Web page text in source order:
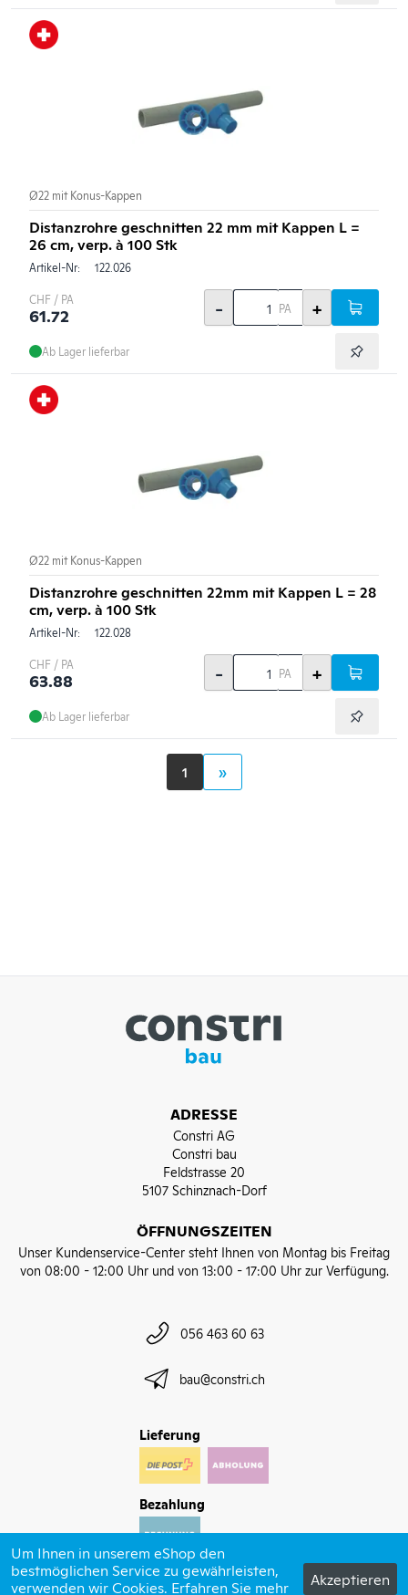
Ø22 mit Konus-Kappen
Distanzrohre geschnitten 22 mm mit Kappen L =
26 cm, verp. à 100 Stk
Artikel-Nr: 122.026
CHF / PA
61.72 - PA +
Ab Lager lieferbar
Ø22 mit Konus-Kappen
Distanzrohre geschnitten 22mm mit Kappen L = 28
cm, verp. à 100 Stk
Artikel-Nr: 122.028
CHF / PA
63.88 - PA +
Ab Lager lieferbar
1 »
ADRESSE
Constri AG
Constri bau
Feldstrasse 20
5107 Schinznach-Dorf
ÖFFNUNGSZEITEN
Unser Kundenservice-Center steht Ihnen von Montag bis Freitag
von 08:00 - 12:00 Uhr und von 13:00 - 17:00 Uhr zur Verfügung.
056 463 60 63
bau@constri.ch
Lieferung
Bezahlung
Um Ihnen in unserem eShop den
bestmöglichen Service zu gewährleisten,
verwenden wir Cookies. Erfahren Sie mehr
Akzeptieren